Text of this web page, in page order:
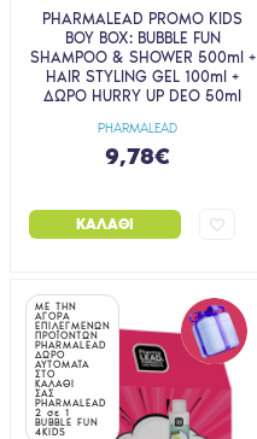
PHARMALEAD
PHARMALEAD PROMO KIDS
BOY BOX: BUBBLE FUN
SHAMPOO & SHOWER 500ml +
HAIR STYLING GEL 100ml +
ΔΩΡΟ HURRY UP DEO 50ml
9,78€
ΚΑΛΆΘΙ
ΜΕ ΤΗΝ
ΑΓΟΡΑ
ΕΠΙΛΕΓΜΕΝΩΝ
ΠΡΟΪΟΝΤΩΝ
PHARMALEAD
ΔΩΡΟ
ΑΥΤΟΜΑΤΑ
ΣΤΟ
ΚΑΛΑΘΙ
ΣΑΣ
PHARMALEAD
2 σε 1
BUBBLE FUN
4KIDS